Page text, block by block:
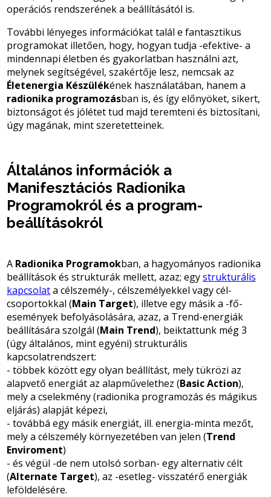
operációs rendszerének a beállításától is.
További lényeges információkat talál e fantasztikus
programokat illetően, hogy, hogyan tudja -efektive- a
mindennapi életben és gyakorlatban használni azt,
melynek segítségével, szakértője lesz, nemcsak az
Életenergia Készülékének használatában, hanem a
radionika programozásban is, és így előnyöket, sikert,
biztonságot és jólétet tud majd teremteni és biztosítani,
úgy magának, mint szeretetteinek.
Általános információk a
Manifesztációs Radionika
Programokról és a program-
beállításokról
A Radionika Programokban, a hagyományos radionika
beállítások és strukturák mellett, azaz; egystrukturális
kapcsolata célszemély-, célszemélyekkel vagy cél-
csoportokkal (Main Target), illetve egy másik a -fő-
események befolyásolására, azaz, a Trend-energiák
beállítására szolgál (Main Trend), beiktattunk még 3
(úgy általános, mint egyéni) strukturális
kapcsolatrendszert:
- többek között egy olyan beállítást, mely tükrözi az
alapvető energiát az alapművelethez (Basic Action),
mely a cselekmény (radionika programozás és mágikus
eljárás) alapját képezi,
- továbbá egy másik energiát, ill. energia-minta mezőt,
mely a célszemély környezetében van jelen (Trend
Enviroment)
- és végül -de nem utolsó sorban- egy alternativ célt
(Alternate Target), az -esetleg- visszatérő energiák
leföldelésére.